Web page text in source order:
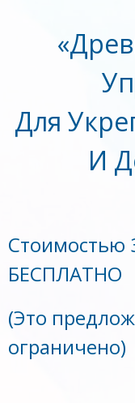
Для
И
Стоимостью
БЕСПЛАТНО
(Это
ограничено)